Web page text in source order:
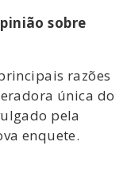
sobre
razões
única do
pela
enquete.